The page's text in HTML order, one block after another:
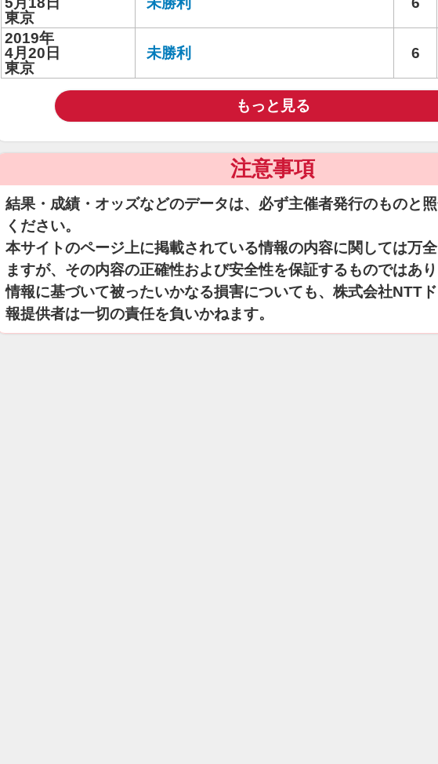
東京
2019年
4月20日
東京
未勝利 6
もっと見る
注意事項
結果・成績・オッズなどのデータは、必ず主催者発行のものと
ください。
本サイトのページ上に掲載されている情報の内容に関しては万
ますが、その内容の正確性および安全性を保証するものではあ
情報に基づいて被ったいかなる損害についても、株式会社NTT
報提供者は一切の責任を負いかねます。